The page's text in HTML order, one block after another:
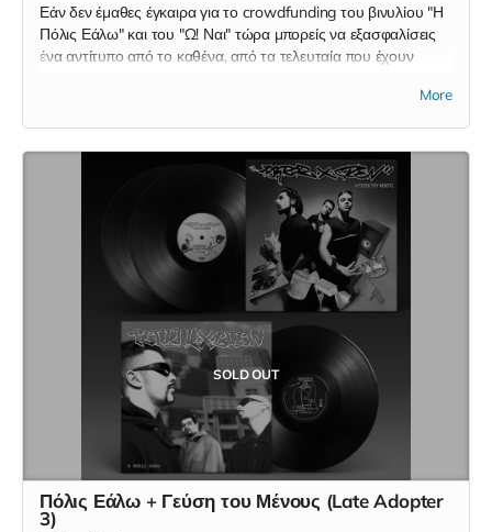
Εάν δεν έμαθες έγκαιρα για το crowdfunding του βινυλίου "Η
Πόλις Εάλω" και του "Ω! Ναι" τώρα μπορείς να εξασφαλίσεις
ένα αντίτυπο από το καθένα, από τα τελευταία που έχουν
More
SOLD OUT
Πόλις Εάλω + Γεύση του Μένους (Late Adopter
3)